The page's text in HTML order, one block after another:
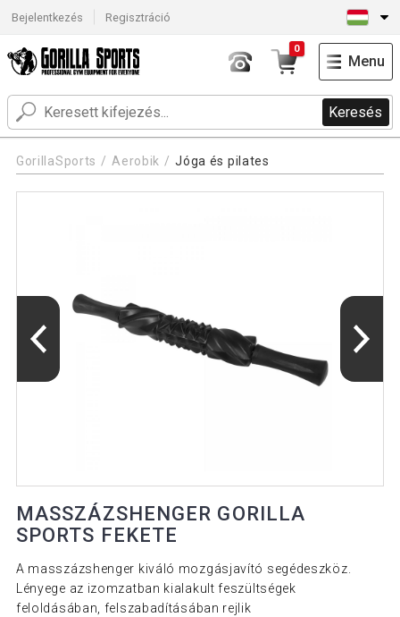
Bejelentkezés Regisztráció
Keresés
0
Menu
GorillaSports Aerobik Jóga és pilates
MASSZÁZSHENGER GORILLA
SPORTS FEKETE
A masszázshenger kiváló mozgásjavító segédeszköz.
Lényege az izomzatban kialakult feszültségek
feloldásában, felszabadításában rejlik